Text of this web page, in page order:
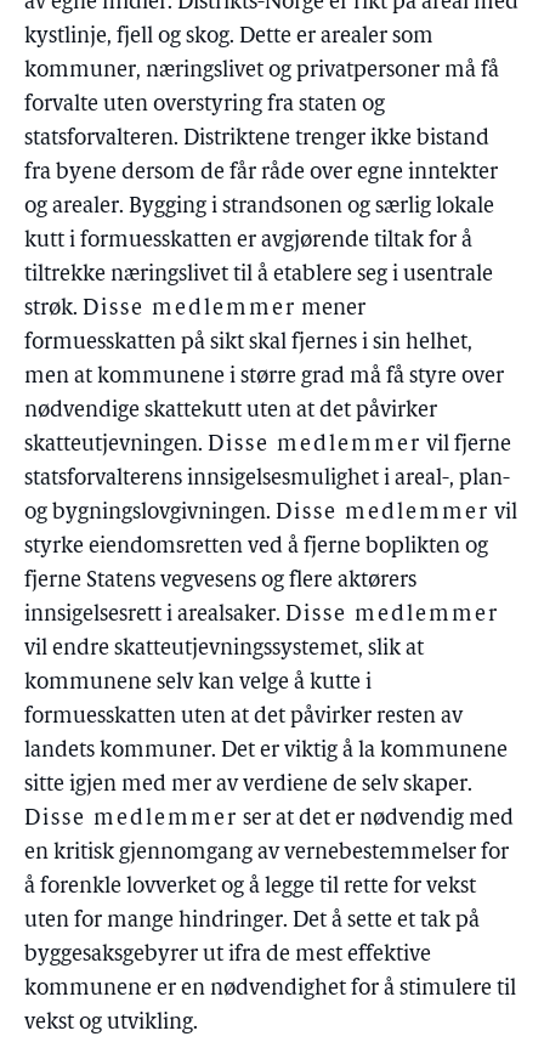
kystlinje, fjell og skog. Dette er arealer som
kommuner, næringslivet og privatpersoner må få
forvalte uten overstyring fra staten og
statsforvalteren. Distriktene trenger ikke bistand
fra byene dersom de får råde over egne inntekter
og arealer. Bygging i strandsonen og særlig lokale
kutt i formuesskatten er avgjørende tiltak for å
tiltrekke næringslivet til å etablere seg i usentrale
strøk. Disse medlemmer mener
formuesskatten på sikt skal fjernes i sin helhet,
men at kommunene i større grad må få styre over
nødvendige skattekutt uten at det påvirker
skatteutjevningen. Disse medlemmer vil fjerne
statsforvalterens innsigelsesmulighet i areal-, plan-
og bygningslovgivningen. Disse medlemmer vil
styrke eiendomsretten ved å fjerne boplikten og
fjerne Statens vegvesens og flere aktørers
innsigelsesrett i arealsaker. Disse medlemmer
vil endre skatteutjevningssystemet, slik at
kommunene selv kan velge å kutte i
formuesskatten uten at det påvirker resten av
landets kommuner. Det er viktig å la kommunene
sitte igjen med mer av verdiene de selv skaper.
Disse medlemmer ser at det er nødvendig med
en kritisk gjennomgang av vernebestemmelser for
å forenkle lovverket og å legge til rette for vekst
uten for mange hindringer. Det å sette et tak på
byggesaksgebyrer ut ifra de mest effektive
kommunene er en nødvendighet for å stimulere til
vekst og utvikling.